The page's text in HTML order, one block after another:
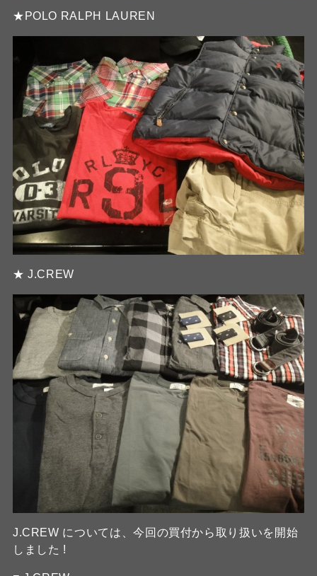
★POLO RALPH LAUREN
★ J.CREW
J.CREW については、今回の買付から取り扱いを開始
しました !